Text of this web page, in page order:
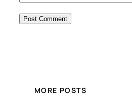
MORE POSTS